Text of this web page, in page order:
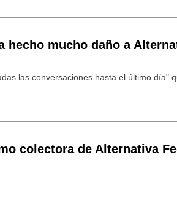
hecho mucho daño a
las conversaciones hasta el último día"
colectora de Alternativa